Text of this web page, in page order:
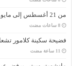
من 21 أغسطس إلى مايو.. خارطة طريق جديدة للدوري المصري
‏8 ساعات مضت
فضيحة سكينة كلامور